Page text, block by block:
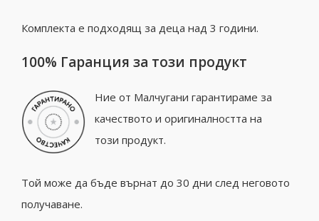
Комплекта е подходящ за деца над 3 години.
100% Гаранция за този продукт
Ние от Малчугани гарантираме за
качеството и оригиналността на
този продукт.
Той може да бъде върнат до 30 дни след неговото
получаване.